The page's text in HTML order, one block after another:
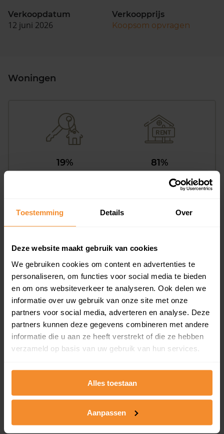
Toestemming Details Over
Deze website maakt gebruik van cookies
We gebruiken cookies om content en advertenties te
personaliseren, om functies voor social media te bieden
en om ons websiteverkeer te analyseren. Ook delen we
informatie over uw gebruik van onze site met onze
partners voor social media, adverteren en analyse. Deze
partners kunnen deze gegevens combineren met andere
informatie die u aan ze heeft verstrekt of die ze hebben
verzameld op basis van uw gebruik van hun services.
Alles toestaan
Aanpassen
Verkoopdatum
12 juni 2026
Verkoopprijs
Koopsom opvragen
Woningen
19%
81%
Huurwoningen
Appartementen
0%